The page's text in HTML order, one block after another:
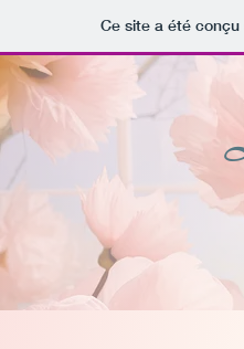
Ce site a été